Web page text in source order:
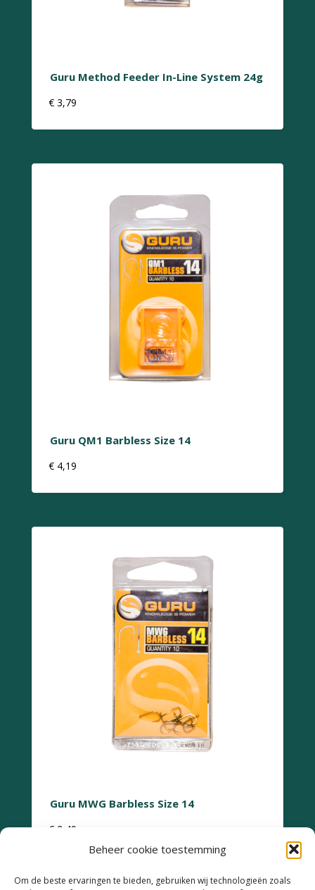
Beheer cookie toestemming
Om de beste ervaringen te bieden, gebruiken wij technologieën zoals
Guru Method Feeder In-Line System 24g
€ 3,79
Guru QM1 Barbless Size 14
€ 4,19
Guru MWG Barbless Size 14
€ 2,49